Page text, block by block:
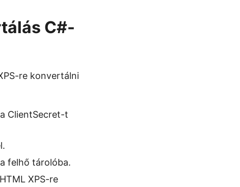
C#-
re konvertálni
ClientSecret-t
felhő tárolóba.
XPS-re